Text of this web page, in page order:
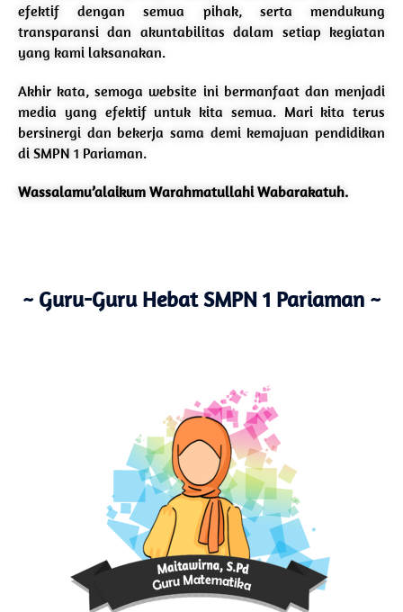
efektif dengan semua pihak, serta mendukung
transparansi dan akuntabilitas dalam setiap kegiatan
yang kami laksanakan.
Akhir kata, semoga website ini bermanfaat dan menjadi
media yang efektif untuk kita semua. Mari kita terus
bersinergi dan bekerja sama demi kemajuan pendidikan
di SMPN 1 Pariaman.
Wassalamu’alaikum Warahmatullahi Wabarakatuh.
~ Guru-Guru Hebat SMPN 1 Pariaman ~